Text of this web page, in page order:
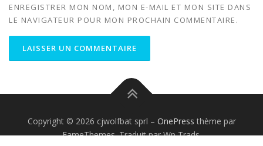
ENREGISTRER MON NOM, MON E-MAIL ET MON SITE DANS
LE NAVIGATEUR POUR MON PROCHAIN COMMENTAIRE.
Copyright © 2026 cjwolfbat sprl – OnePress thème par
FameThemes. Traduit par Wp Trads.